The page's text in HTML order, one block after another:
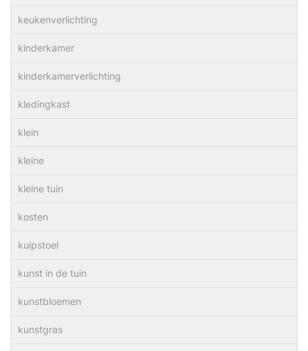
keukenverlichting
kinderkamer
kinderkamerverlichting
kledingkast
klein
kleine
kleine tuin
kosten
kuipstoel
kunst in de tuin
kunstbloemen
kunstgras